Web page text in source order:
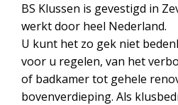
BS Klussen is gevestigd in
werkt door heel Nederland.
U kunt het zo gek niet
voor u regelen, van het
of badkamer tot gehele
bovenverdieping. Als